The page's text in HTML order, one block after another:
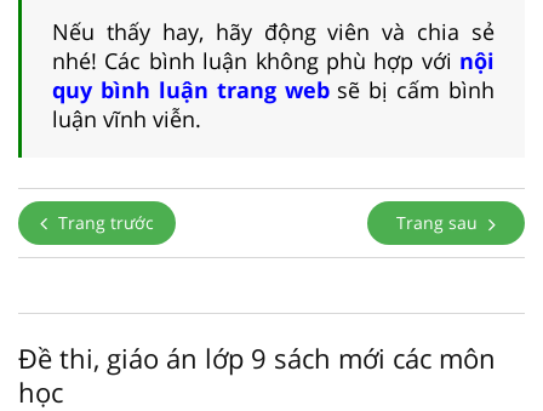
Nếu thấy hay, hãy động viên và chia sẻ
nhé! Các bình luận không phù hợp với nội
quy bình luận trang websẽ bị cấm bình
luận vĩnh viễn.
Trang trước Trang sau
Đề thi, giáo án lớp 9 sách mới các môn
học